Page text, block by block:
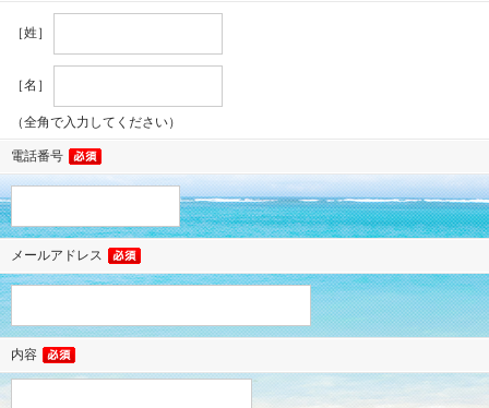
［姓］
［名］
（全角で入力してください）
電話番号
メールアドレス
内容